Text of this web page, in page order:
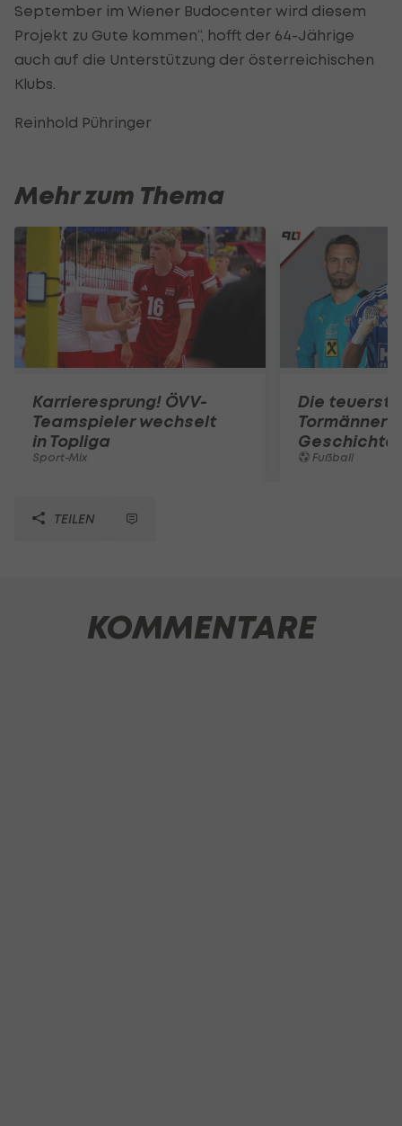
September im Wiener Budocenter wird diesem
Projekt zu Gute kommen“, hofft der 64-Jährige
auch auf die Unterstützung der österreichischen
Klubs.
Reinhold Pühringer
Mehr zum Thema
Karrieresprung! ÖVV-
Teamspieler wechselt
in Topliga
Sport-Mix
Die
Tormänner
Geschichte
Fußball
TEILEN
KOMMENTARE